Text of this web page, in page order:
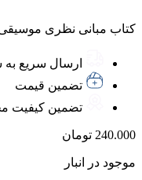
کتاب مبانی نظری موسیقی
ارسال سریع به
تضمین قیمت
تضمین کیفیت
240.000 تومان
موجود در انبار